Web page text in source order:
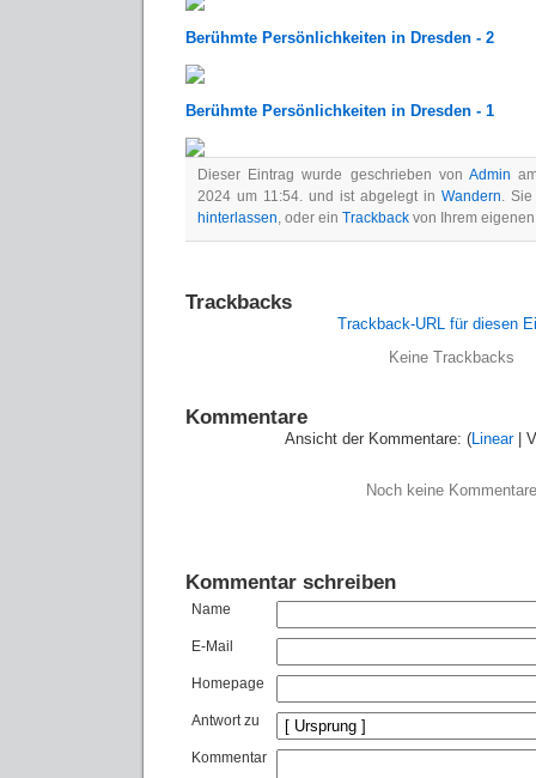
Berühmte Persönlichkeiten in Dresden - 2
Berühmte Persönlichkeiten in Dresden - 1
Dieser Eintrag wurde geschrieben vonAdmin
2024 um 11:54. und ist abgelegt in Wandern.
hinterlassen, oder ein Trackback von Ihrem
Trackbacks
Trackback-URL für diesen
Keine Trackbacks
Kommentare
Ansicht der Kommentare: (Linear|
Noch keine Kommentare
Kommentar schreiben
Name
E-Mail
Homepage
Antwort zu
Kommentar